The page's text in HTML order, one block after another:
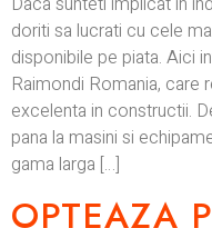
doriti sa lucrati cu cele
disponibile pe piata. Aici
Raimondi Romania, care
excelenta in constructii.
pana la masini si
gama larga […]
OPTEAZA